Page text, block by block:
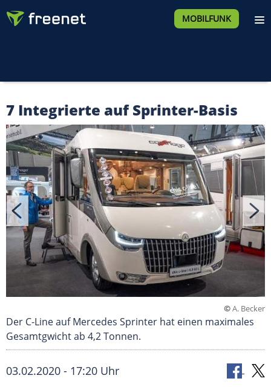
MOBILFUNK
7 Integrierte auf Sprinter-Basis
©A. Becker
Der C-Line auf Mercedes Sprinter hat einen maximales
Gesamtgwicht ab 4,2 Tonnen.
03.02.2020 - 17:20 Uhr